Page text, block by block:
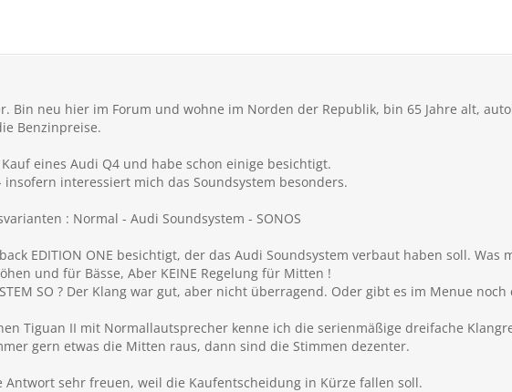
Bin neu hier im Forum und wohne im Norden der Republik, bin 65 Jahre alt,
Benzinpreise.
eines Audi Q4 und habe schon einige besichtigt.
interessiert mich das Soundsystem besonders.
: Normal - Audi Soundsystem - SONOS
EDITION ONE besichtigt, der das Audi Soundsystem verbaut haben soll. Was
und für Bässe, Aber KEINE Regelung für Mitten !
SO ? Der Klang war gut, aber nicht überragend. Oder gibt es im Menue
Tiguan II mit Normallautsprecher kenne ich die serienmäßige dreifache
gern etwas die Mitten raus, dann sind die Stimmen dezenter.
sehr freuen, weil die Kaufentscheidung in Kürze fallen soll.